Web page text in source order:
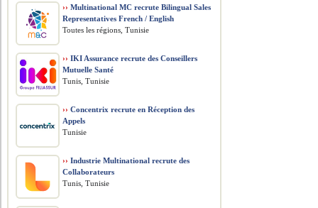
›› Multinational MC recrute Bilingual Sales
Representatives French / English
Toutes les régions, Tunisie
›› IKI Assurance recrute des Conseillers
Mutuelle Santé
Tunis, Tunisie
›› Concentrix recrute en Réception des
Appels
Tunisie
›› Industrie Multinational recrute des
Collaborateurs
Tunis, Tunisie